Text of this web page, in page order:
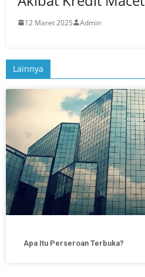
12 Maret 2025 Admin
Lainnya
Apa Itu Perseroan Terbuka?